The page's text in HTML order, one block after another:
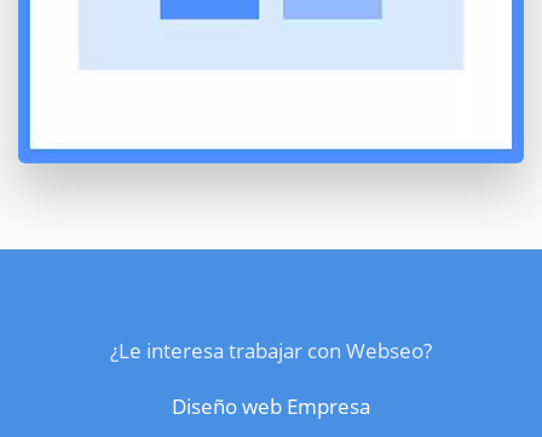
¿Le interesa trabajar con Webseo?
Diseño web Empresa